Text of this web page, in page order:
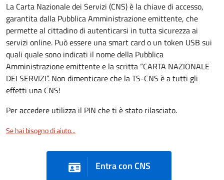
La Carta Nazionale dei Servizi (CNS) è la chiave di accesso,
garantita dalla Pubblica Amministrazione emittente, che
permette al cittadino di autenticarsi in tutta sicurezza ai
servizi online. Può essere una smart card o un token USB sui
quali quale sono indicati il nome della Pubblica
Amministrazione emittente e la scritta “CARTA NAZIONALE
DEI SERVIZI”. Non dimenticare che la TS-CNS è a tutti gli
effetti una CNS!
Per accedere utilizza il PIN che ti è stato rilasciato.
Se hai bisogno di aiuto...
Entra con CNS